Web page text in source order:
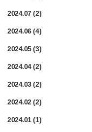
2024.07(2)
2024.06(4)
2024.05(3)
2024.04(2)
2024.03(2)
2024.02(2)
2024.01(1)